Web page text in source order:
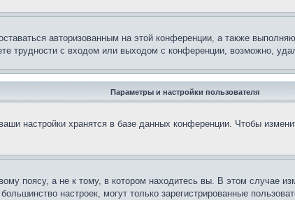
авторизованным на этой конференции, а также
трудности с входом или выходом с конференции, возможно,
Параметры и настройки пользователя
настройки хранятся в базе данных конференции. Чтобы
поясу, а не к тому, в котором находитесь вы. В этом случае
настроек, могут только зарегистрированные